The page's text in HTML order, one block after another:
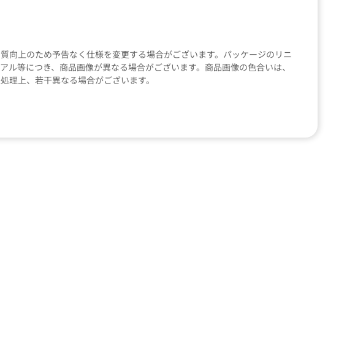
向上のため予告なく仕様を変更する場合がございます。パッケージのリニ
ル等につき、商品画像が異なる場合がございます。商品画像の色合いは、
理上、若干異なる場合がございます。